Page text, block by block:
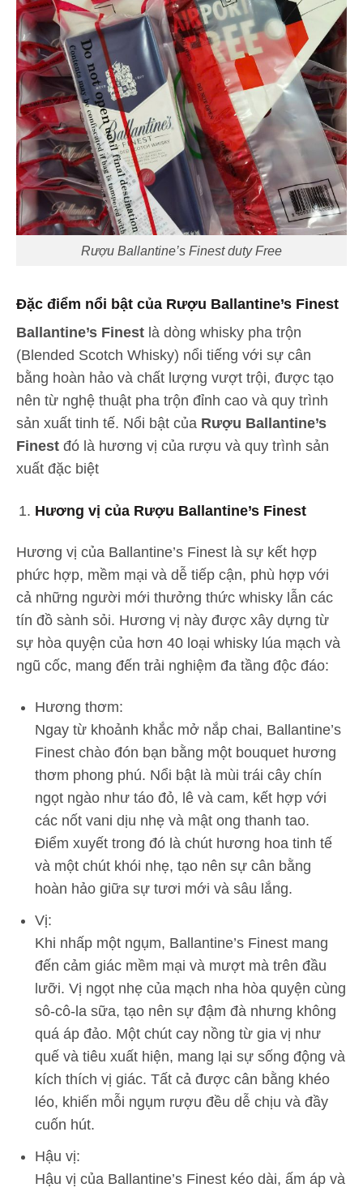
Rượu Ballantine’s Finest duty Free
Đặc điểm nổi bật của Rượu Ballantine’s Finest
Ballantine’s Finest là dòng whisky pha trộn
(Blended Scotch Whisky) nổi tiếng với sự cân
bằng hoàn hảo và chất lượng vượt trội, được tạo
nên từ nghệ thuật pha trộn đỉnh cao và quy trình
sản xuất tinh tế. Nổi bật của Rượu Ballantine’s
Finest đó là hương vị của rượu và quy trình sản
xuất đặc biệt
Hương vị của Rượu Ballantine’s Finest
Hương vị của Ballantine’s Finest là sự kết hợp
phức hợp, mềm mại và dễ tiếp cận, phù hợp với
cả những người mới thưởng thức whisky lẫn các
tín đồ sành sỏi. Hương vị này được xây dựng từ
sự hòa quyện của hơn 40 loại whisky lúa mạch và
ngũ cốc, mang đến trải nghiệm đa tầng độc đáo:
Hương thơm:
Ngay từ khoảnh khắc mở nắp chai, Ballantine’s
Finest chào đón bạn bằng một bouquet hương
thơm phong phú. Nổi bật là mùi trái cây chín
ngọt ngào như táo đỏ, lê và cam, kết hợp với
các nốt vani dịu nhẹ và mật ong thanh tao.
Điểm xuyết trong đó là chút hương hoa tinh tế
và một chút khói nhẹ, tạo nên sự cân bằng
hoàn hảo giữa sự tươi mới và sâu lắng.
Vị:
Khi nhấp một ngụm, Ballantine’s Finest mang
đến cảm giác mềm mại và mượt mà trên đầu
lưỡi. Vị ngọt nhẹ của mạch nha hòa quyện cùng
sô-cô-la sữa, tạo nên sự đậm đà nhưng không
quá áp đảo. Một chút cay nồng từ gia vị như
quế và tiêu xuất hiện, mang lại sự sống động và
kích thích vị giác. Tất cả được cân bằng khéo
léo, khiến mỗi ngụm rượu đều dễ chịu và đầy
cuốn hút.
Hậu vị:
Hậu vị của Ballantine’s Finest kéo dài, ấm áp và